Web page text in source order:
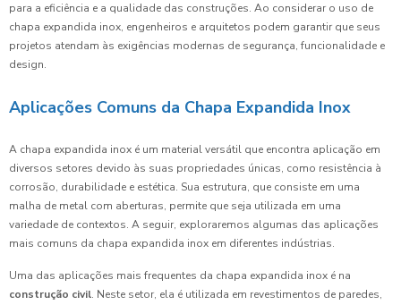
para a eficiência e a qualidade das construções. Ao considerar o uso de
chapa expandida inox, engenheiros e arquitetos podem garantir que seus
projetos atendam às exigências modernas de segurança, funcionalidade e
design.
Aplicações Comuns da Chapa Expandida Inox
A chapa expandida inox é um material versátil que encontra aplicação em
diversos setores devido às suas propriedades únicas, como resistência à
corrosão, durabilidade e estética. Sua estrutura, que consiste em uma
malha de metal com aberturas, permite que seja utilizada em uma
variedade de contextos. A seguir, exploraremos algumas das aplicações
mais comuns da chapa expandida inox em diferentes indústrias.
Uma das aplicações mais frequentes da chapa expandida inox é na
construção civil. Neste setor, ela é utilizada em revestimentos de paredes,